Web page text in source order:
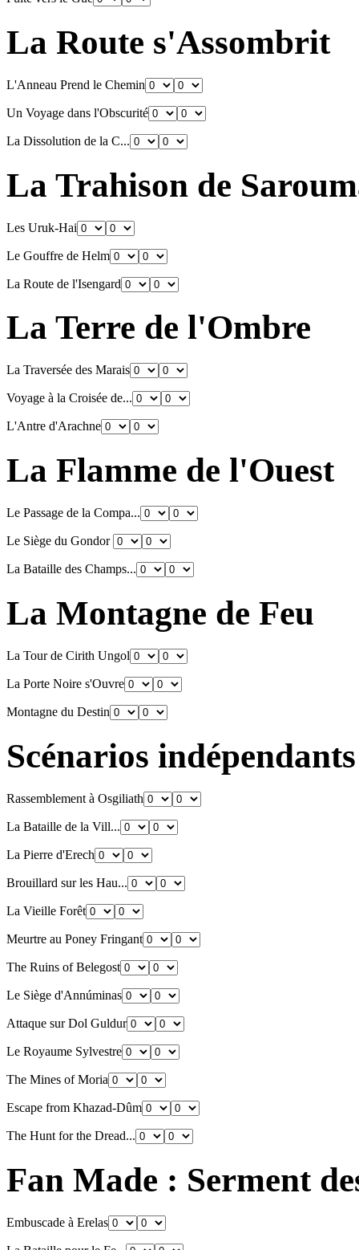
La Route s'Assombrit
L'Anneau Prend le Chemin
Un Voyage dans l'Obscurité
La Dissolution de la C...
La Trahison de
Les Uruk-Hai
Le Gouffre de Helm
La Route de l'Isengard
La Terre de l'Ombre
La Traversée des Marais
Voyage à la Croisée de...
L'Antre d'Arachne
La Flamme de l'Ouest
Le Passage de la Compa...
Le Siège du Gondor
La Bataille des Champs...
La Montagne de Feu
La Tour de Cirith Ungol
La Porte Noire s'Ouvre
Montagne du Destin
Scénarios indépendants
Rassemblement à Osgiliath
La Bataille de la Vill...
La Pierre d'Erech
Brouillard sur les Hau...
La Vieille Forêt
Meurtre au Poney Fringant
The Ruins of Belegost
Le Siège d'Annúminas
Attaque sur Dol Guldur
Le Royaume Sylvestre
The Mines of Moria
Escape from Khazad-Dûm
The Hunt for the Dread...
Fan Made : Serment
Embuscade à Erelas